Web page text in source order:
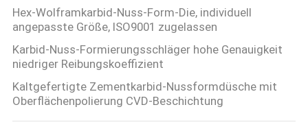
Hex-Wolframkarbid-Nuss-Form-Die, individuell
angepasste Größe, ISO9001 zugelassen
Karbid-Nuss-Formierungsschläger hohe Genauigkeit
niedriger Reibungskoeffizient
Kaltgefertigte Zementkarbid-Nussformdüsche mit
Oberflächenpolierung CVD-Beschichtung